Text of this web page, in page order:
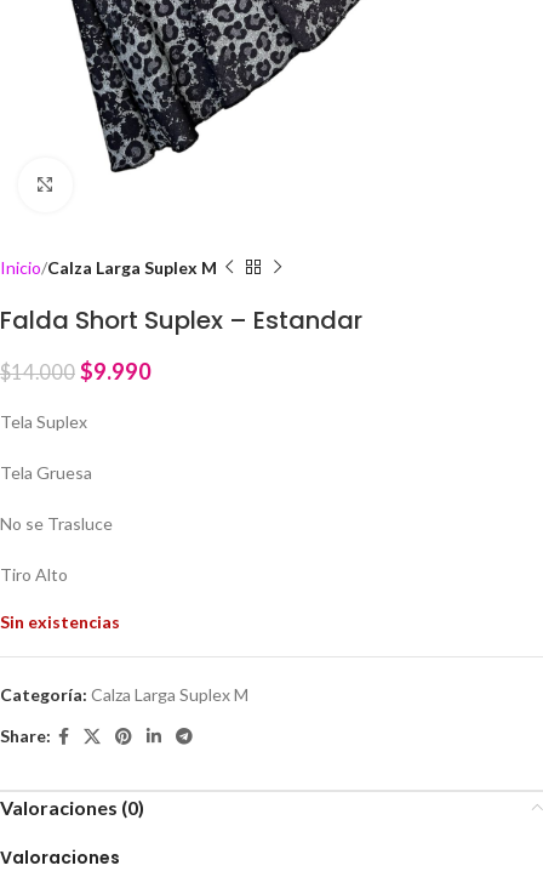
Inicio Calza Larga Suplex M
Falda Short Suplex – Estandar
$14.000 $9.990
Tela Suplex
Tela Gruesa
No se Trasluce
Tiro Alto
Sin existencias
Categoría: Calza Larga Suplex M
Share:
Valoraciones (0)
Valoraciones